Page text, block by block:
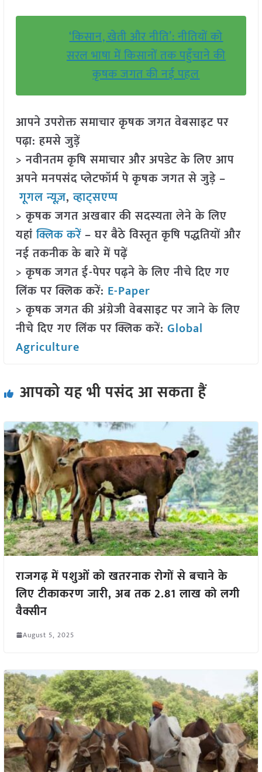
‘किसान, खेती और नीति’: नीतियों को
सरल भाषा में किसानों तक पहुँचाने की
कृषक जगत की नई पहल
आपने उपरोक्त समाचार कृषक जगत वेबसाइट पर
पढ़ा: हमसे जुड़ें
> नवीनतम कृषि समाचार और अपडेट के लिए आप
अपने मनपसंद प्लेटफॉर्म पे कृषक जगत से जुड़े –
गूगल न्यूज़,व्हाट्सएप्प
> कृषक जगत अखबार की सदस्यता लेने के लिए
यहांक्लिक करें– घर बैठे विस्तृत कृषि पद्धतियों और
नई तकनीक के बारे में पढ़ें
> कृषक जगत ई-पेपर पढ़ने के लिए नीचे दिए गए
लिंक पर क्लिक करें: E-Paper
> कृषक जगत की अंग्रेजी वेबसाइट पर जाने के लिए
नीचे दिए गए लिंक पर क्लिक करें: Global
Agriculture
आपको यह भी पसंद आ सकता हैं
राजगढ़ में पशुओं को खतरनाक रोगों से बचाने के
लिए टीकाकरण जारी, अब तक 2.81 लाख को लगी
वैक्सीन
August 5, 2025